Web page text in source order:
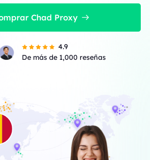
Chad Proxy
4.9
De más de 1,000 reseñas